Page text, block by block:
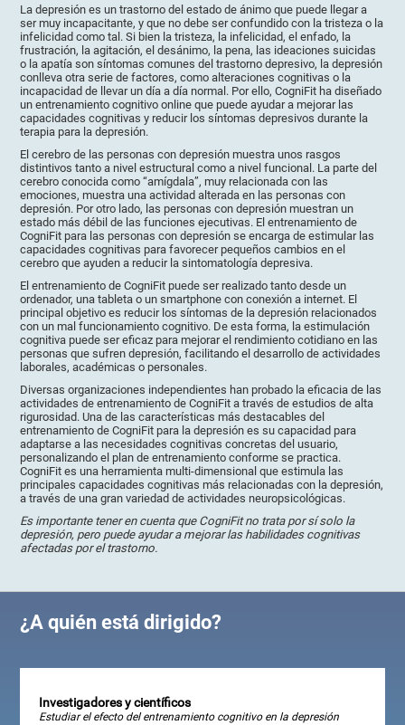
La depresión es un trastorno del estado de ánimo que puede llegar a
ser muy incapacitante, y que no debe ser confundido con la tristeza o la
infelicidad como tal. Si bien la tristeza, la infelicidad, el enfado, la
frustración, la agitación, el desánimo, la pena, las ideaciones suicidas
o la apatía son síntomas comunes del trastorno depresivo, la depresión
conlleva otra serie de factores, como alteraciones cognitivas o la
incapacidad de llevar un día a día normal. Por ello, CogniFit ha diseñado
un entrenamiento cognitivo online que puede ayudar a mejorar las
capacidades cognitivas y reducir los síntomas depresivos durante la
terapia para la depresión.
El cerebro de las personas con depresión muestra unos rasgos
distintivos tanto a nivel estructural como a nivel funcional. La parte del
cerebro conocida como “amígdala”, muy relacionada con las
emociones, muestra una actividad alterada en las personas con
depresión. Por otro lado, las personas con depresión muestran un
estado más débil de las funciones ejecutivas. El entrenamiento de
CogniFit para las personas con depresión se encarga de estimular las
capacidades cognitivas para favorecer pequeños cambios en el
cerebro que ayuden a reducir la sintomatología depresiva.
El entrenamiento de CogniFit puede ser realizado tanto desde un
ordenador, una tableta o un smartphone con conexión a internet. El
principal objetivo es reducir los síntomas de la depresión relacionados
con un mal funcionamiento cognitivo. De esta forma, la estimulación
cognitiva puede ser eficaz para mejorar el rendimiento cotidiano en las
personas que sufren depresión, facilitando el desarrollo de actividades
laborales, académicas o personales.
Diversas organizaciones independientes han probado la eficacia de las
actividades de entrenamiento de CogniFit a través de estudios de alta
rigurosidad. Una de las características más destacables del
entrenamiento de CogniFit para la depresión es su capacidad para
adaptarse a las necesidades cognitivas concretas del usuario,
personalizando el plan de entrenamiento conforme se practica.
CogniFit es una herramienta multi-dimensional que estimula las
principales capacidades cognitivas más relacionadas con la depresión,
a través de una gran variedad de actividades neuropsicológicas.
Es importante tener en cuenta que CogniFit no trata por sí solo la
depresión, pero puede ayudar a mejorar las habilidades cognitivas
afectadas por el trastorno.
¿A quién está dirigido?
Investigadores y científicos
Estudiar el efecto del entrenamiento cognitivo en la depresión